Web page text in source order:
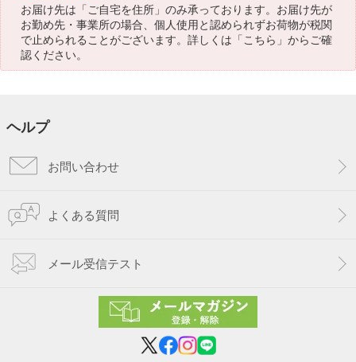
お届け先は「ご自宅を住所」のみ承っております。お届け先が
お勤め先・事業所の場合、個人使用と認められずお荷物が税関
で止められることがございます。詳しくは「こちら 」からご確
認ください。
ヘルプ
お問い合わせ
よくある質問
メール受信テスト